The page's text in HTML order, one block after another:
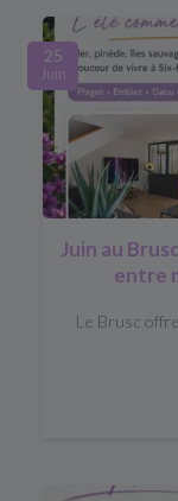
25
Juin
Juin au
entre
Le Brusc